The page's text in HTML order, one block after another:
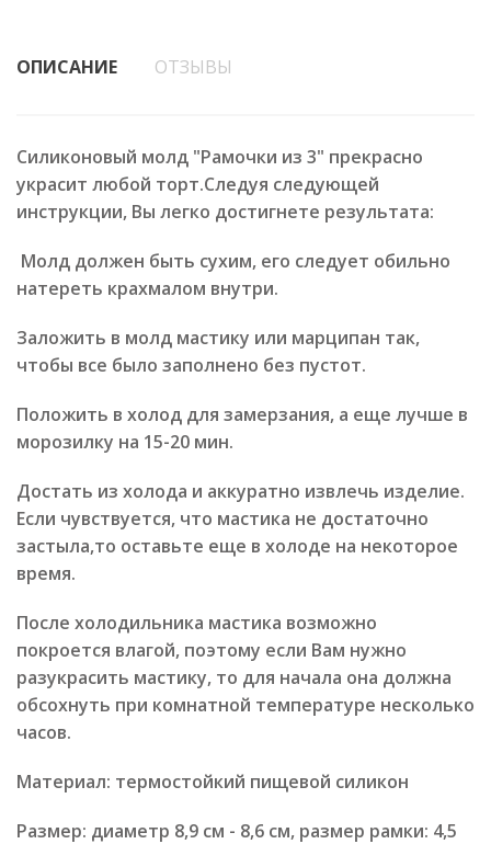
ОПИСАНИЕ ОТЗЫВЫ
Силиконовый молд "Рамочки из 3" прекрасно
украсит любой торт.Следуя следующей
инструкции, Вы легко достигнете результата:
Молд должен быть сухим, его следует обильно
натереть крахмалом внутри.
Заложить в молд мастику или марципан так,
чтобы все было заполнено без пустот.
Положить в холод для замерзания, а еще лучше в
морозилку на 15-20 мин.
Достать из холода и аккуратно извлечь изделие.
Если чувствуется, что мастика не достаточно
застыла,то оставьте еще в холоде на некоторое
время.
После холодильника мастика возможно
покроется влагой, поэтому если Вам нужно
разукрасить мастику, то для начала она должна
обсохнуть при комнатной температуре несколько
часов.
Материал: термостойкий пищевой силикон
Размер: диаметр 8,9 см - 8,6 см, размер рамки: 4,5